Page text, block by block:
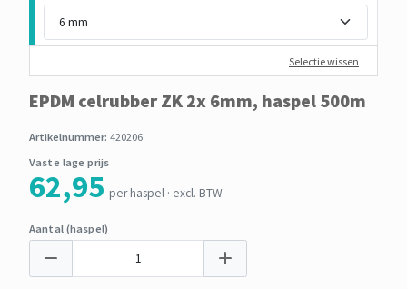
Selectie wissen
EPDM celrubber ZK 2x 6mm, haspel 500m
Artikelnummer: 420206
Vaste lage prijs
62,95 per haspel · excl. BTW
Aantal (haspel)